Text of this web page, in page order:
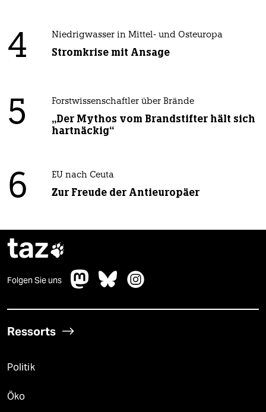
4 Niedrigwasser in Mittel- und Osteuropa
Stromkrise mit Ansage
5 Forstwissenschaftler über Brände
„Der Mythos vom Brandstifter hält sich
hartnäckig“
6 EU nach Ceuta
Zur Freude der Antieuropäer
taz
Folgen Sie uns
Ressorts
Politik
Öko